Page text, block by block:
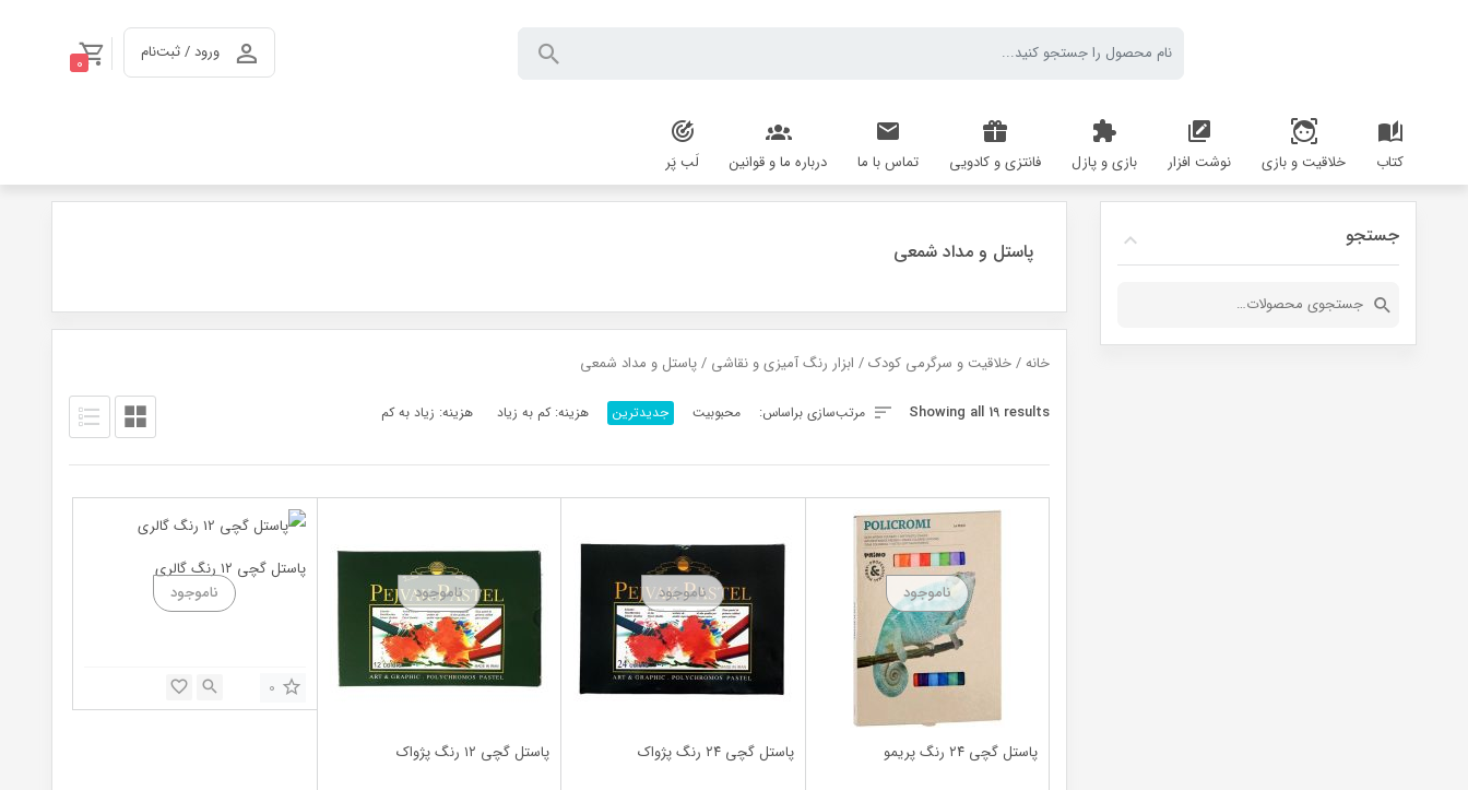
0
ورود / ثبت‌نام
کتاب خلاقیت و بازی نوشت افزار بازی و پازل فانتزی و کادویی تماس با ما درباره ما و قوانین لَب پَر
پاستل و مداد شمعی
خانه/خلاقیت و سرگرمی کودک/ ابزار رنگ آمیزی و نقاشی / پاستل و مداد شمعی
Showing all 19 results
Sortedمرتب‌سازی براساس: محبوبیت جدیدترین هزینه: کم به زیاد هزینه: زیاد به کم
پاستل گچی ۲۴ رنگ پریمو پاستل گچی ۲۴ رنگ پژواک پاستل گچی ۱۲ رنگ پژواک
پاستل گچی ۱۲ رنگ گالری
0
جستجو
جستجو